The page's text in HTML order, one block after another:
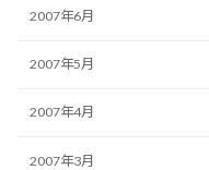
2007年6月
2007年5月
2007年4月
2007年3月